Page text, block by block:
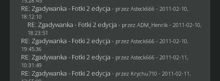
RE: Zgadywanka - Fotki 2 edycja - przez Asteck666 - 2011-02-10,
18:12:10
RE: Zgadywanka - Fotki 2 edycja - przez ADM_Henrik - 2011-02-10,
18:23:51
RE: Zgadywanka - Fotki 2 edycja - przez Asteck666 - 2011-02-10,
19:45:36
RE: Zgadywanka - Fotki 2 edycja - przez Asteck666 - 2011-02-11,
10:31:49
RE: Zgadywanka - Fotki 2 edycja - przez Krychu710 - 2011-02-11,